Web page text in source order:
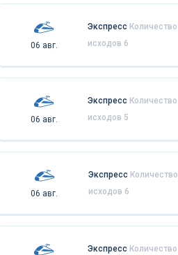
06 авг.
Экспресс Количество
исходов 6
06 авг.
Экспресс Количество
исходов 5
06 авг.
Экспресс Количество
исходов 6
Экспресс Количество